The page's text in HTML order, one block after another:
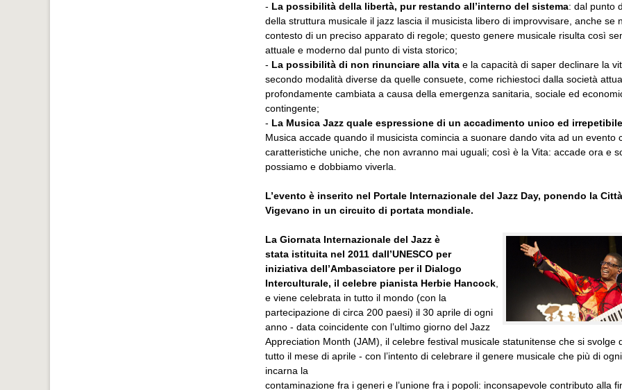
- La possibilità della libertà, pur restando all’interno del sistema: dal punto
della struttura musicale il jazz lascia il musicista libero di improvvisare, anche se
contesto di un preciso apparato di regole; questo genere musicale risulta così
attuale e moderno dal punto di vista storico;
- La possibilità di non rinunciare alla vita e la capacità di saper declinare la
secondo modalità diverse da quelle consuete, come richiestoci dalla società
profondamente cambiata a causa della emergenza sanitaria, sociale ed
contingente;
- La Musica Jazz quale espressione di un accadimento unico ed irrepetibile
Musica accade quando il musicista comincia a suonare dando vita ad un evento
caratteristiche uniche, che non avranno mai uguali; così è la Vita: accade ora e
possiamo e dobbiamo viverla.
L’evento è inserito nel Portale Internazionale del Jazz Day, ponendo la
Vigevano in un circuito di portata mondiale.
La Giornata Internazionale del Jazz è
stata istituita nel 2011 dall’UNESCO per
iniziativa dell’Ambasciatore per il Dialogo
Interculturale, il celebre pianista Herbie Hancock
e viene celebrata in tutto il mondo (con la
partecipazione di circa 200 paesi) il 30 aprile di ogni
anno - data coincidente con l’ultimo giorno del Jazz
Appreciation Month (JAM), il celebre festival musicale statunitense che si svolge
tutto il mese di aprile - con l’intento di celebrare il genere musicale che più di
incarna la
contaminazione fra i generi e l’unione fra i popoli: inconsapevole contributo alla